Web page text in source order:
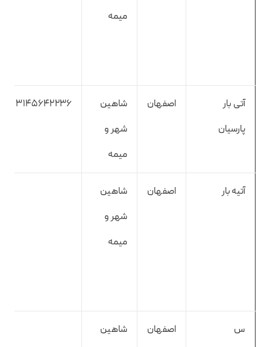
میمه
آتی بار
پارسیان
اصفهان
شاهین
شهر و
میمه
3145642236
آتیه بار اصفهان
شاهین
شهر و
میمه
س اصفهان
شاهین